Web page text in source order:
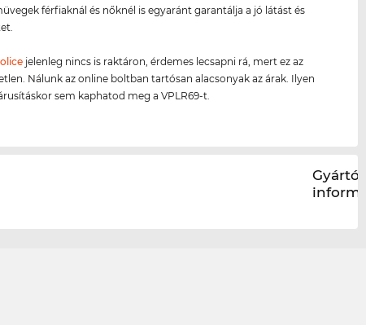
férfiaknál és nőknél is egyaránt garantálja a jó látást és
jelenleg nincs is raktáron, érdemes lecsapni rá, mert ez az
Nálunk az online boltban tartósan alacsonyak az árak. Ilyen
sem kaphatod meg a VPLR69-t.
Gyártói